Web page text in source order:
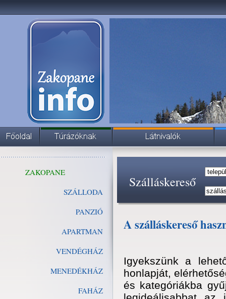
ZAKOPANE
SZÁLLODA
PANZIÓ
APARTMAN
VENDÉGHÁZ
MENEDÉKHÁZ
FAHÁZ
Szálláskereső
A szálláskereső
Igyekszünk a
honlapját,
és kategóriákba